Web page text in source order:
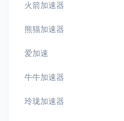
火箭加速器
熊猫加速器
爱加速
牛牛加速器
玲珑加速器